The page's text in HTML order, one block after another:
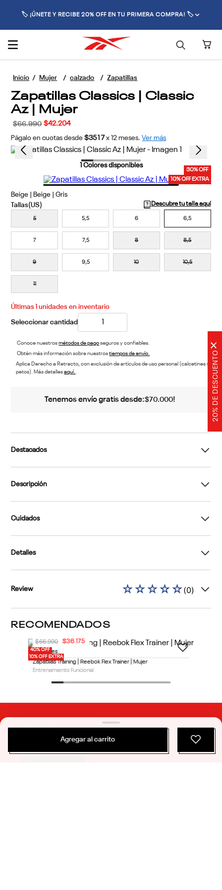
20% DE DESCUENTO
×
🚚 ENVÍO GRATIS POR COMPRAS SUPERIORES A $70.000 🚚
Mujer calzado Zapatillas
Zapatillas Classics | Classic
Az | Mujer
$66.990 $42.204
Págalo en cuotas desde $3517 x 12 meses. Ver más
30% OFF
10% OFF EXTRA
Colores disponibles
Beige | Beige | Gris
Descubre tu talla aquí
5 5,5 6 6,5
7 7,5 8 8,5
9 9,5 10 10,5
11
Últimas unidades en inventario
Conoce nuestrosmétodos de pagoseguros y confiables.
Obtén más información sobre nuestrostiempos de envío.
Aplica Derecho a Retracto, con exclusión de artículos de uso personal (calcetines y
petos). Más detallesaquí..
Tenemos envío gratis desde:$70.000!
Destacados
Descripción
Cuidados
Detalles
Review ☆☆☆☆☆(0)
RECOMENDADOS
40% OFF
10% OFF EXTRA
Agregar al carrito